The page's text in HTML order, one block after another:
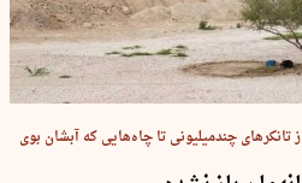
چندمیلیونی تا چاه‌هایی که آبشان بوی